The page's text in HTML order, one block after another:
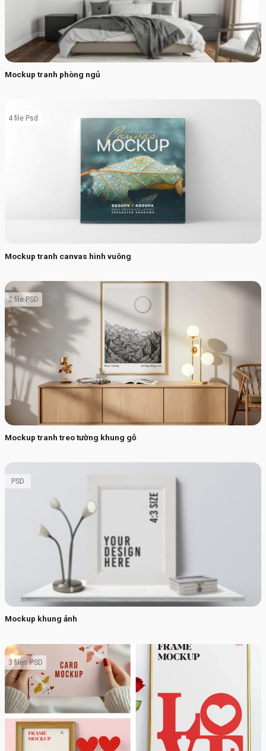
Mockup tranh phòng ngủ
Mockup tranh canvas hình vuông
4 file Psd
Mockup tranh treo tường khung gỗ
2 file PSD
Mockup khung ảnh
PSD
3 files PSD